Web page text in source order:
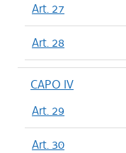
Art. 27
Art. 28
CAPO IV
Art. 29
Art. 30